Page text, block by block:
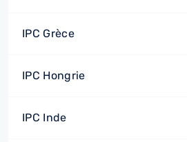
IPC Grèce
IPC Hongrie
IPC Inde